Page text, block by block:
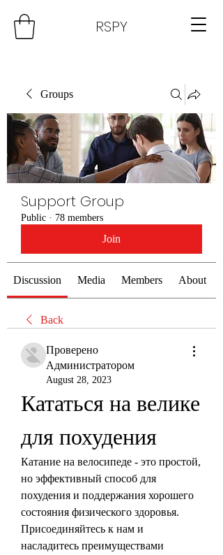
RSPY
Groups
Support Group
Public · 78 members
Join
Discussion Media Members About
Back
Проверено
Администратором
August 28, 2023
Кататься на велике
для похудения
Катание на велосипеде - это простой,
но эффективный способ для
похудения и поддержания хорошего
состояния физического здоровья.
Присоединяйтесь к нам и
насладитесь преимуществами